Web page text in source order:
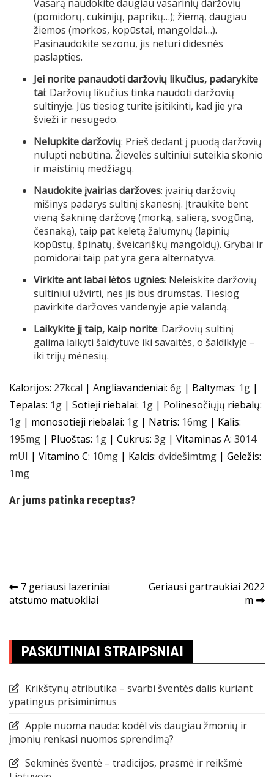
Vasarą naudokite daugiau vasarinių daržovių
(pomidorų, cukinijų, paprikų…); žiemą, daugiau
žiemos (morkos, kopūstai, mangoldai…).
Pasinaudokite sezonu, jis neturi didesnės
paslapties.
Jei norite panaudoti daržovių likučius, padarykite
tai: Daržovių likučius tinka naudoti daržovių
sultinyje. Jūs tiesiog turite įsitikinti, kad jie yra
švieži ir nesugedo.
Nelupkite daržovių: Prieš dedant į puodą daržovių
nulupti nebūtina. Žievelės sultiniui suteikia skonio
ir maistinių medžiagų.
Naudokite įvairias daržoves: įvairių daržovių
mišinys padarys sultinį skanesnį. Įtraukite bent
vieną šakninę daržovę (morką, salierą, svogūną,
česnaką), taip pat keletą žalumynų (lapinių
kopūstų, špinatų, šveicariškų mangoldų). Grybai ir
pomidorai taip pat yra gera alternatyva.
Virkite ant labai lėtos ugnies: Neleiskite daržovių
sultiniui užvirti, nes jis bus drumstas. Tiesiog
pavirkite daržoves vandenyje apie valandą.
Laikykite jį taip, kaip norite: Daržovių sultinį
galima laikyti šaldytuve iki savaitės, o šaldiklyje –
iki trijų mėnesių.
Kalorijos: 27kcal | Angliavandeniai: 6g | Baltymas: 1g |
Tepalas: 1g | Sotieji riebalai: 1g | Polinesočiųjų riebalų:
1g | monosotieji riebalai: 1g | Natris: 16mg | Kalis:
195mg | Pluoštas: 1g | Cukrus: 3g | Vitaminas A: 3014
mUI | Vitamino C: 10mg | Kalcis: dvidešimtmg | Geležis:
1mg
Ar jums patinka receptas?
Navigacija
tarp
7 geriausi lazeriniai
atstumo matuokliai
Geriausi gartraukiai 2022
m
PASKUTINIAI STRAIPSNIAI
Krikštynų atributika – svarbi šventės dalis kuriant
ypatingus prisiminimus
Apple nuoma nauda: kodėl vis daugiau žmonių ir
įmonių renkasi nuomos sprendimą?
Sekminės šventė – tradicijos, prasmė ir reikšmė